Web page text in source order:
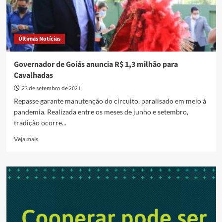
Últimas Notícias
Governador de Goiás anuncia R$ 1,3 milhão para
Cavalhadas
23 de setembro de 2021
Repasse garante manutenção do circuito, paralisado em meio à
pandemia. Realizada entre os meses de junho e setembro,
tradição ocorre...
Veja maisRead
Governador
1,3